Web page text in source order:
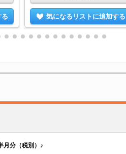
気になるリストに追加する
月分（税別）♪